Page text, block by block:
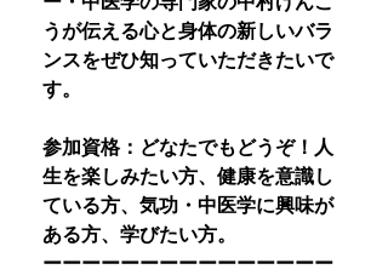
うが伝える心と身体の新しいバラ
ンスをぜひ知っていただきたいで
す。
参加資格：どなたでもどうぞ！人
生を楽しみたい方、健康を意識し
ている方、気功・中医学に興味が
ある方、学びたい方。
ーーーーーーーーーーーーーーー